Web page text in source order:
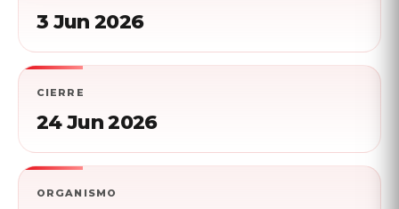
3 Jun 2026
CIERRE
24 Jun 2026
ORGANISMO